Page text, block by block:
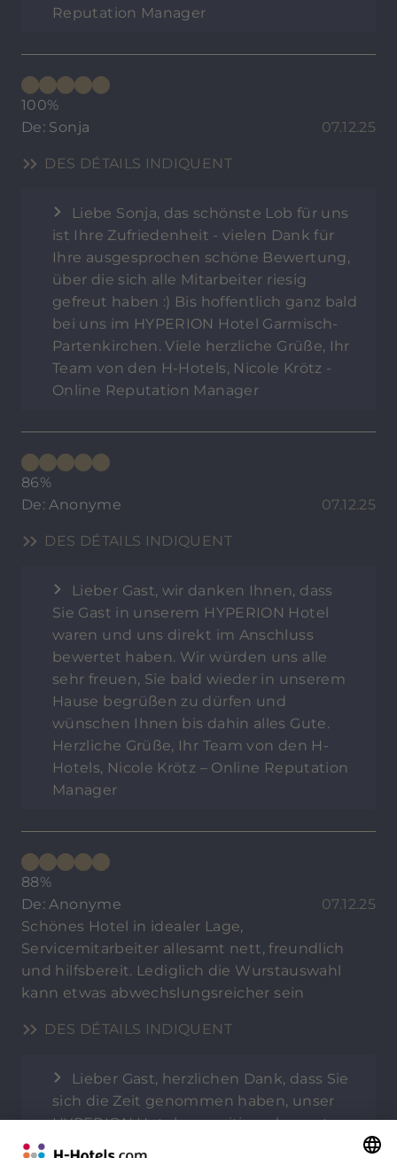
Reputation Manager
100%
De: Sonja
07.12.25
DES DÉTAILS INDIQUENT
Liebe Sonja, das schönste Lob für uns
ist Ihre Zufriedenheit - vielen Dank für
Ihre ausgesprochen schöne Bewertung,
über die sich alle Mitarbeiter riesig
gefreut haben :) Bis hoffentlich ganz bald
bei uns im HYPERION Hotel Garmisch-
Partenkirchen. Viele herzliche Grüße, Ihr
Team von den H-Hotels, Nicole Krötz -
Online Reputation Manager
86%
De: Anonyme
07.12.25
DES DÉTAILS INDIQUENT
Lieber Gast, wir danken Ihnen, dass
Sie Gast in unserem HYPERION Hotel
waren und uns direkt im Anschluss
bewertet haben. Wir würden uns alle
sehr freuen, Sie bald wieder in unserem
Hause begrüßen zu dürfen und
wünschen Ihnen bis dahin alles Gute.
Herzliche Grüße, Ihr Team von den H-
Hotels, Nicole Krötz – Online Reputation
Manager
88%
De: Anonyme
07.12.25
Schönes Hotel in idealer Lage,
Servicemitarbeiter allesamt nett, freundlich
und hilfsbereit. Lediglich die Wurstauswahl
kann etwas abwechslungsreicher sein
DES DÉTAILS INDIQUENT
Lieber Gast, herzlichen Dank, dass Sie
sich die Zeit genommen haben, unser
HYPERION Hotel so positiv zu bewerten.
Es freut uns sehr zu lesen, dass Ihnen